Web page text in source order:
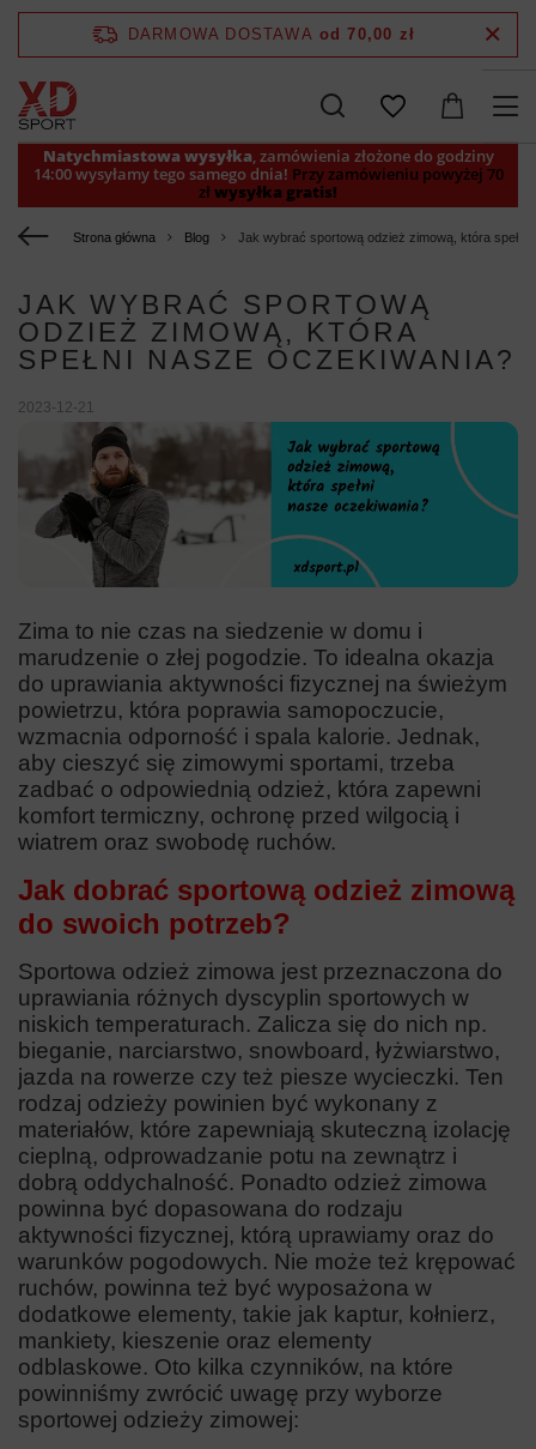
Natychmiastowa wysyłka, zamówienia złożone do godziny
14:00 wysyłamy tego samego dnia! Przy zamówieniu powyżej 70
złwysyłka gratis!
DARMOWA DOSTAWA od 70,00 zł
Strona główna Blog Jak wybrać sportową odzież zimową, która spełni
JAK WYBRAĆ SPORTOWĄ
ODZIEŻ ZIMOWĄ, KTÓRA
SPEŁNI NASZE OCZEKIWANIA?
2023-12-21
Zima to nie czas na siedzenie w domu i
marudzenie o złej pogodzie. To idealna okazja
do uprawiania aktywności fizycznej na świeżym
powietrzu, która poprawia samopoczucie,
wzmacnia odporność i spala kalorie. Jednak,
aby cieszyć się zimowymi sportami, trzeba
zadbać o odpowiednią odzież, która zapewni
komfort termiczny, ochronę przed wilgocią i
wiatrem oraz swobodę ruchów.
Jak dobrać sportową odzież zimową
do swoich potrzeb?
Sportowa odzież zimowa jest przeznaczona do
uprawiania różnych dyscyplin sportowych w
niskich temperaturach. Zalicza się do nich np.
bieganie, narciarstwo, snowboard, łyżwiarstwo,
jazda na rowerze czy też piesze wycieczki. Ten
rodzaj odzieży powinien być wykonany z
materiałów, które zapewniają skuteczną izolację
cieplną, odprowadzanie potu na zewnątrz i
dobrą oddychalność. Ponadto odzież zimowa
powinna być dopasowana do rodzaju
aktywności fizycznej, którą uprawiamy oraz do
warunków pogodowych. Nie może też krępować
ruchów, powinna też być wyposażona w
dodatkowe elementy, takie jak kaptur, kołnierz,
mankiety, kieszenie oraz elementy
odblaskowe. Oto kilka czynników, na które
powinniśmy zwrócić uwagę przy wyborze
sportowej odzieży zimowej: